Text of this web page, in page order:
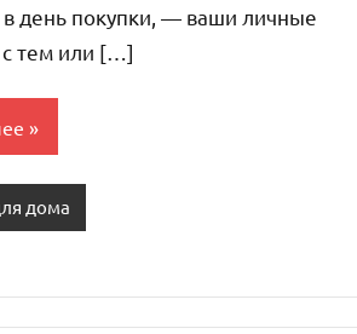
в день покупки, — ваши личные
с тем или […]
дома